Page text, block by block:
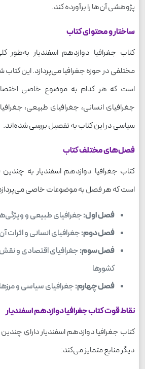
پژوهشی آن‌ها را برآورده کند.
ساختار و محتوای کتاب
کتاب جغرافیا دوازدهم اسفندیار به‌طور
مختلفی در حوزه جغرافیا می‌پردازد. این
است که هر کدام به موضوع خاصی
جغرافیای انسانی، جغرافیای طبیعی،
سیاسی در این کتاب به تفصیل بررسی شده‌اند.
فصل‌های مختلف کتاب
کتاب جغرافیا دوازدهم اسفندیار به
است که هر فصل به موضوعات خاصی
فصل اول:جغرافیای طبیعی و
فصل دوم:جغرافیای انسانی و
فصل سوم:جغرافیای اقتصادی و
کشورها
فصل چهارم:جغرافیای سیاسی و
نقاط قوت کتاب جغرافیا دوازدهم اسفندیار
کتاب جغرافیا دوازدهم اسفندیار دارای چندین
دیگر منابع متمایز می‌کند: